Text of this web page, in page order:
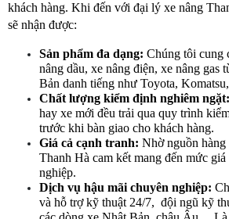
khách hàng. Khi đến với đại lý xe nâng
sẽ nhận được:
Sản phẩm đa dạng: Chúng tôi cung
nâng dầu, xe nâng điện, xe nâng gas
Bản danh tiếng như Toyota,
Chất lượng kiểm định nghiêm ngặt:
hay xe mới đều trải qua quy trình
trước khi bàn giao cho khách hàng.
Giá cả cạnh tranh: Nhờ nguồn
Thanh Hà cam kết mang đến mức
nghiệp.
Dịch vụ hậu mãi chuyên nghiệp:
và hỗ trợ kỹ thuật 24/7,  đội ngũ kỹ